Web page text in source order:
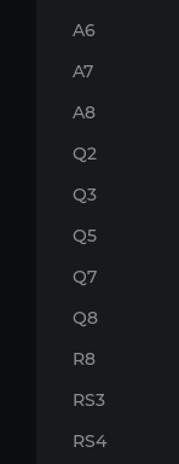
A6
A7
A8
Q2
Q3
Q5
Q7
Q8
R8
RS3
RS4